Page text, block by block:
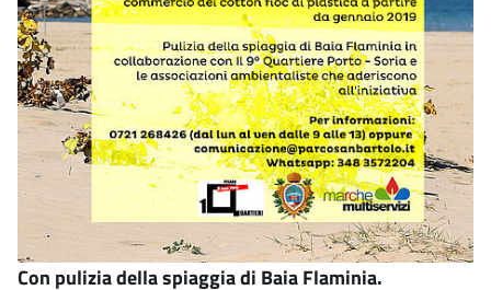
Con pulizia della spiaggia di Baia Flaminia.